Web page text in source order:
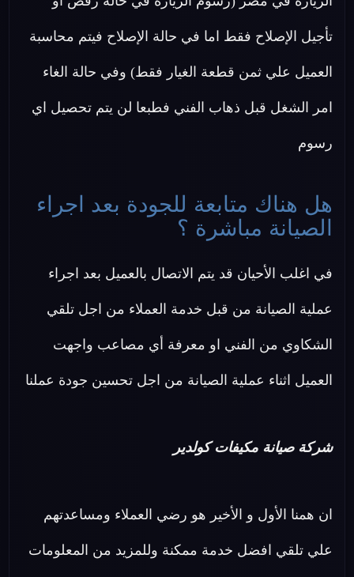
تأجيل الإصلاح فقط اما في حالة الإصلاح فيتم محاسبة
العميل علي ثمن قطعة الغيار فقط) وفي حالة الغاء
امر الشغل قبل ذهاب الفني فطبعا لن يتم تحصيل اي
رسوم
هل هناك متابعة للجودة بعد اجراء
الصيانة مباشرة ؟
في اغلب الأحيان قد يتم الاتصال بالعميل بعد اجراء
عملية الصيانة من قبل خدمة العملاء من اجل تلقي
الشكاوي من الفني او معرفة أي مصاعب واجهت
العميل اثناء عملية الصيانة من اجل تحسين جودة عملنا
شركة صيانة مكيفات كولدير
ان همنا الأول و الأخير هو رضي العملاء ومساعدتهم
علي تلقي افضل خدمة ممكنة وللمزيد من المعلومات